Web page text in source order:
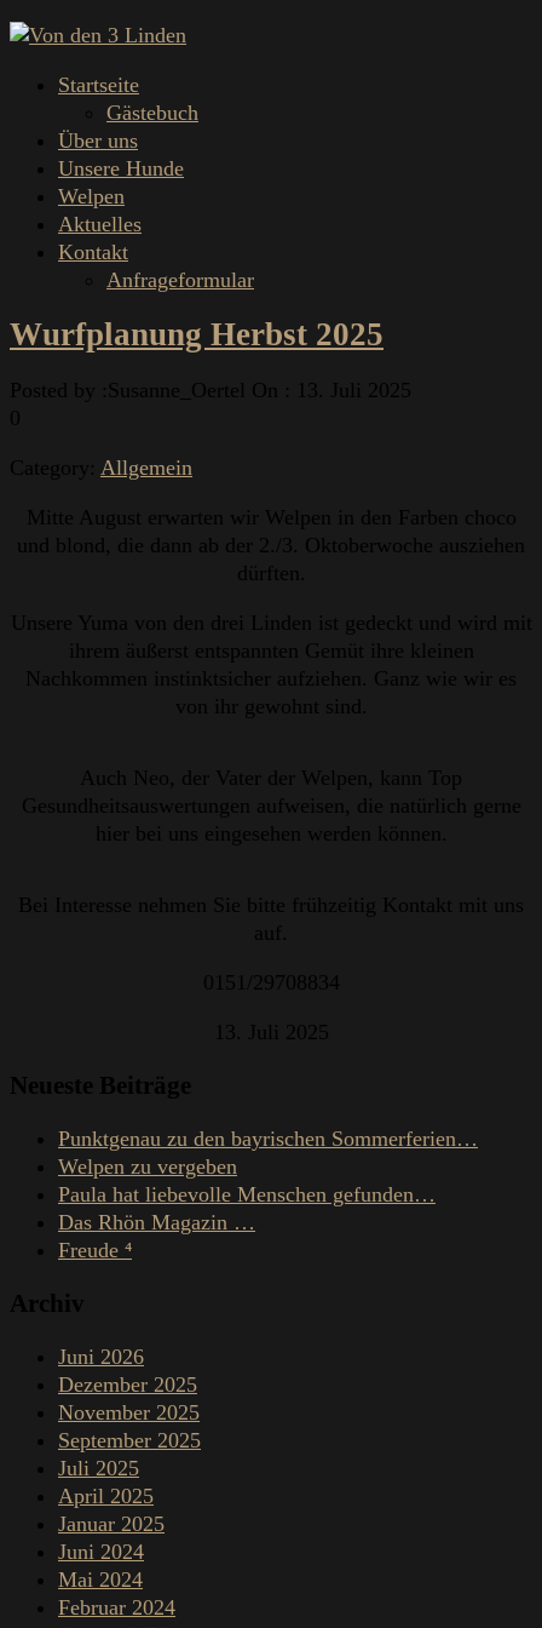
Startseite
Gästebuch
Über uns
Unsere Hunde
Welpen
Aktuelles
Kontakt
Anfrageformular
Wurfplanung Herbst 2025
Posted by : Susanne_Oertel On : 13. Juli 2025
0
Category: Allgemein
Mitte August erwarten wir Welpen in den Farben choco
und blond, die dann ab der 2./3. Oktoberwoche ausziehen
dürften.
Unsere Yuma von den drei Linden ist gedeckt und wird mit
ihrem äußerst entspannten Gemüt ihre kleinen
Nachkommen instinktsicher aufziehen. Ganz wie wir es
von ihr gewohnt sind.
Auch Neo, der Vater der Welpen, kann Top
Gesundheitsauswertungen aufweisen, die natürlich gerne
hier bei uns eingesehen werden können.
Bei Interesse nehmen Sie bitte frühzeitig Kontakt mit uns
auf.
0151/29708834
13. Juli 2025
Neueste Beiträge
Punktgenau zu den bayrischen Sommerferien…
Welpen zu vergeben
Paula hat liebevolle Menschen gefunden…
Das Rhön Magazin …
Freude ⁴
Archiv
Juni 2026
Dezember 2025
November 2025
September 2025
Juli 2025
April 2025
Januar 2025
Juni 2024
Mai 2024
Februar 2024